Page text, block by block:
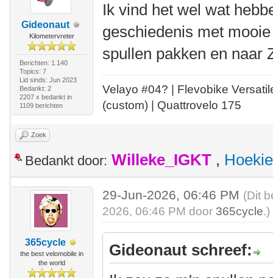
Gideonaut
Kilometervreter
Berichten: 1.140
Topics: 7
Lid sinds: Jun 2023
Bedankt: 2
2207 x bedankt in
1109 berichten
Ik vind het wel wat
geschiedenis met
spullen pakken en naar
Velayo #04? | Flevobike
(custom) | Quattrovelo 175
Zoek
Bedankt door: Willeke_IGKT , Hoekie
365cycle
the best velomobile in
the world
29-Jun-2026, 06:46 PM (Dit
2026, 06:46 PM door 365cycle.)
Gideonaut schreef: